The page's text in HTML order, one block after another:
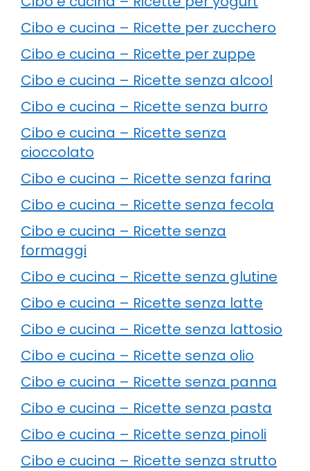
Cibo e cucina – Ricette per zucchero
Cibo e cucina – Ricette per zuppe
Cibo e cucina – Ricette senza alcool
Cibo e cucina – Ricette senza burro
Cibo e cucina – Ricette senza
cioccolato
Cibo e cucina – Ricette senza farina
Cibo e cucina – Ricette senza fecola
Cibo e cucina – Ricette senza
formaggi
Cibo e cucina – Ricette senza glutine
Cibo e cucina – Ricette senza latte
Cibo e cucina – Ricette senza lattosio
Cibo e cucina – Ricette senza olio
Cibo e cucina – Ricette senza panna
Cibo e cucina – Ricette senza pasta
Cibo e cucina – Ricette senza pinoli
Cibo e cucina – Ricette senza strutto